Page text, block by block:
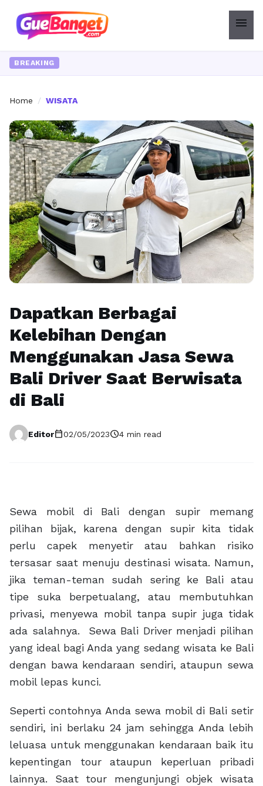
menu
BREAKING
Home / WISATA
Dapatkan Berbagai
Kelebihan Dengan
Menggunakan Jasa Sewa
Bali Driver Saat Berwisata
di Bali
Editorcalendar_today02/05/2023schedule4 min read
Sewa mobil di Bali dengan supir memang
pilihan bijak, karena dengan supir kita tidak
perlu capek menyetir atau bahkan risiko
tersasar saat menuju destinasi wisata. Namun,
jika teman-teman sudah sering ke Bali atau
tipe suka berpetualang, atau membutuhkan
privasi, menyewa mobil tanpa supir juga tidak
ada salahnya. Sewa Bali Driver menjadi pilihan
yang ideal bagi Anda yang sedang wisata ke Bali
dengan bawa kendaraan sendiri, ataupun sewa
mobil lepas kunci.
Seperti contohnya Anda sewa mobil di Bali setir
sendiri, ini berlaku 24 jam sehingga Anda lebih
leluasa untuk menggunakan kendaraan baik itu
kepentingan tour ataupun keperluan pribadi
lainnya. Saat tour mengunjungi objek wisata